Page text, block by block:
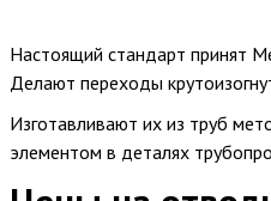
Настоящий стандарт принят
Делают переходы
Изготавливают их из труб
элементом в деталях